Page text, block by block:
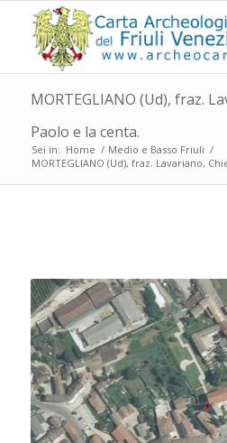
MORTEGLIANO (Ud), fraz.
Paolo e la centa.
Sei in: Home / Medio e Basso Friuli /
MORTEGLIANO (Ud), fraz. Lavariano,